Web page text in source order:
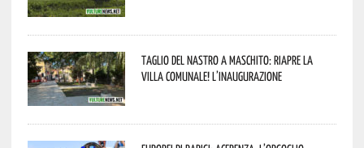
Taglio del nastro a Maschito: riapre la
Villa Comunale! L’inaugurazione